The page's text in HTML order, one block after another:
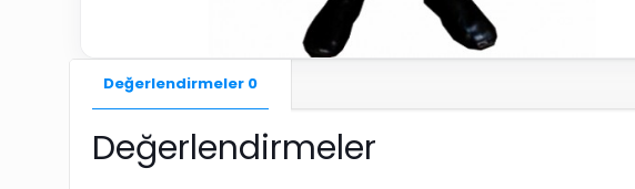
Değerlendirmeler 0
Değerlendirmeler